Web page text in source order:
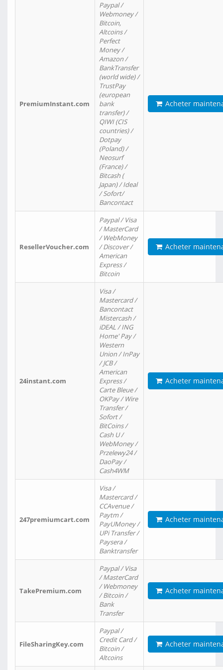
PremiumInstant.com
Paypal /
Webmoney /
Bitcoin,
Altcoins /
Perfect
Money /
Amazon /
BankTransfer
(world wide) /
TrustPay
(european
bank
transfer) /
QIWI (CIS
countries) /
Dotpay
(Poland) /
Neosurf
(France) /
Bitcash (
Japan) / Ideal
/ Sofort/
Bancontact
Acheter
ResellerVoucher.com
Paypal / Visa
/ MasterCard
/ WebMoney
/ Discover /
American
Express /
Bitcoin
Acheter
24instant.com
Visa /
Mastercard /
Bancontact
Mistercash /
iDEAL / ING
Home' Pay /
Western
Union / InPay
/ JCB /
American
Express /
Carte Bleue /
OKPay / Wire
Transfer /
Sofort /
BitCoins /
Cash U /
WebMoney /
Przelewy24 /
DaoPay /
Cash4WM
Acheter
247premiumcart.com
Visa /
Mastercard /
CCAvenue /
Paytm /
PayUMoney /
UPi Transfer /
Paysera /
Banktransfer
Acheter
TakePremium.com
Paypal / Visa
/ MasterCard
/ Webmoney
/ Bitcoin /
Bank
Transfer
Acheter
FileSharingKey.com
Paypal /
Credit Card /
Bitcoin /
Altcoins
Acheter